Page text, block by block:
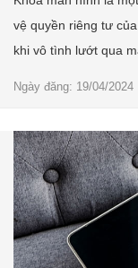
vệ quyền riêng tư
khi vô tình lướt qua
Ngày đăng: 19/04/2024